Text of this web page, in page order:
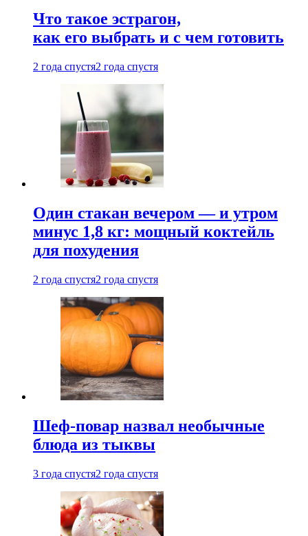
Что такое эстрагон,
как его выбрать и с чем готовить
2 года спустя2 года спустя
Один стакан вечером — и утром
минус 1,8 кг: мощный коктейль
для похудения
2 года спустя2 года спустя
Шеф-повар назвал необычные
блюда из тыквы
3 года спустя2 года спустя